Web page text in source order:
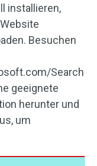
installieren,
Besuchen
Search
geeignete
herunter und
um